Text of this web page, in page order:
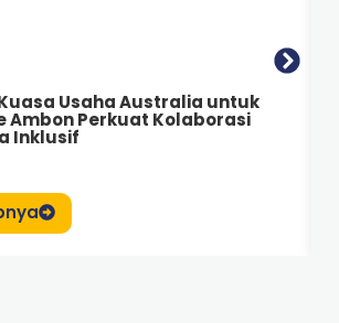
Usaha Australia untuk
Ambon Perkuat Kolaborasi
Inklusif